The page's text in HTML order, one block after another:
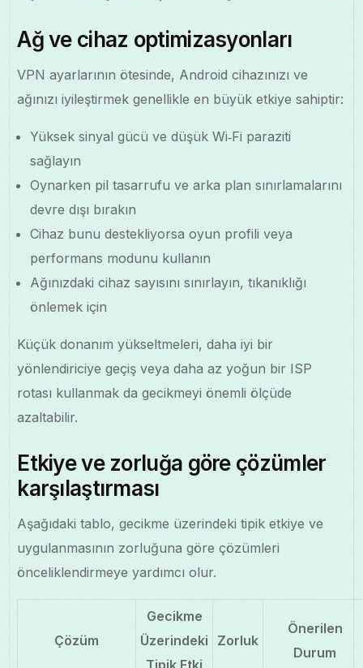
Ağ ve cihaz optimizasyonları
VPN ayarlarının ötesinde, Android cihazınızı ve
ağınızı iyileştirmek genellikle en büyük etkiye sahiptir:
Yüksek sinyal gücü ve düşük Wi‑Fi paraziti
sağlayın
Oynarken pil tasarrufu ve arka plan sınırlamalarını
devre dışı bırakın
Cihaz bunu destekliyorsa oyun profili veya
performans modunu kullanın
Ağınızdaki cihaz sayısını sınırlayın, tıkanıklığı
önlemek için
Küçük donanım yükseltmeleri, daha iyi bir
yönlendiriciye geçiş veya daha az yoğun bir ISP
rotası kullanmak da gecikmeyi önemli ölçüde
azaltabilir.
Etkiye ve zorluğa göre çözümler
karşılaştırması
Aşağıdaki tablo, gecikme üzerindeki tipik etkiye ve
uygulanmasının zorluğuna göre çözümleri
önceliklendirmeye yardımcı olur.
Çözüm
Gecikme
Üzerindeki
Tipik Etki
Zorluk
Önerilen
Durum